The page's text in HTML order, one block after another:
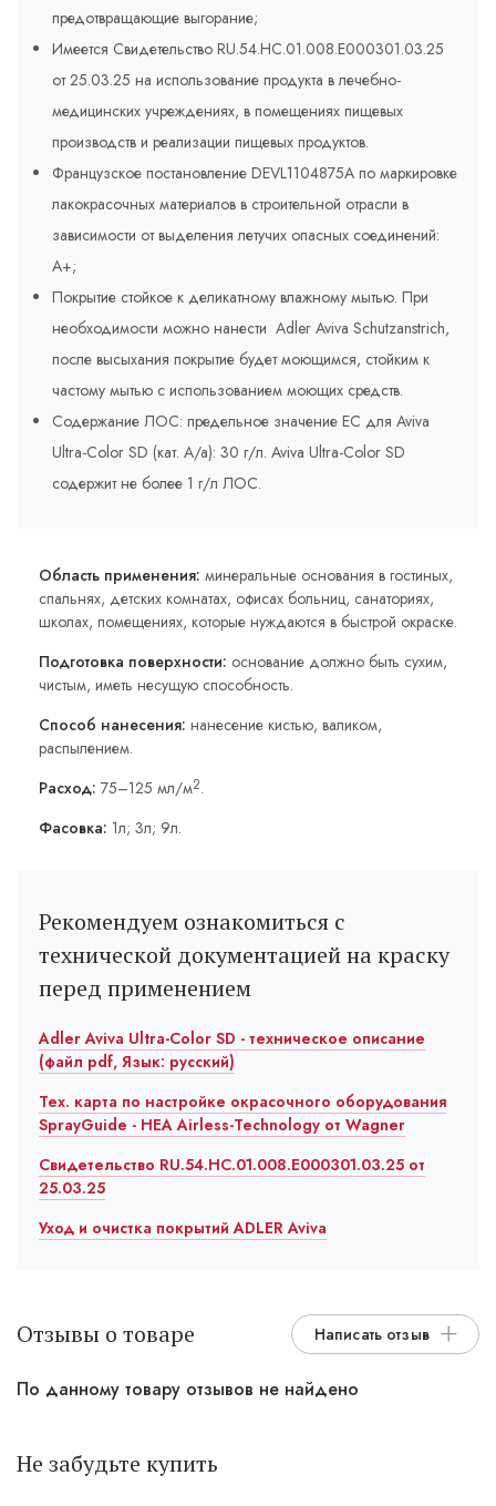
предотвращающие выгорание;
Имеется Свидетельство RU.54.HC.01.008.E000301.03.25
от 25.03.25 на использование продукта в лечебно-
медицинских учреждениях, в помещениях пищевых
производств и реализации пищевых продуктов.
Французское постановление DEVL1104875A по маркировке
лакокрасочных материалов в строительной отрасли в
зависимости от выделения летучих опасных соединений:
A+;
Покрытие стойкое к деликатному влажному мытью. При
необходимости можно нанести Adler Aviva Schutzanstrich,
после высыхания покрытие будет моющимся, стойким к
частому мытью с использованием моющих средств.
Содержание ЛОС: предельное значение ЕС для Aviva
Ultra-Color SD (кат. A/a): 30 г/л. Aviva Ultra-Color SD
содержит не более 1 г/л ЛОС.
Область применения: минеральные основания в гостиных,
спальнях, детских комнатах, офисах больниц, санаториях,
школах, помещениях, которые нуждаются в быстрой окраске.
Подготовка поверхности: основание должно быть сухим,
чистым, иметь несущую способность.
Способ нанесения: нанесение кистью, валиком,
распылением.
Расход: 75–125 мл/м2.
Фасовка: 1л; 3л; 9л.
Рекомендуем ознакомиться с
технической документацией на краску
перед применением
Adler Aviva Ultra-Color SD - техническое описание
(файл pdf, Язык: русский)
Тех. карта по настройке окрасочного оборудования
SprayGuide - HEA Airless-Technology от Wagner
Свидетельство RU.54.HC.01.008.E000301.03.25 от
25.03.25
Уход и очистка покрытий ADLER Aviva
Отзывы о товаре Написать отзыв
По данному товару отзывов не найдено
Не забудьте купить